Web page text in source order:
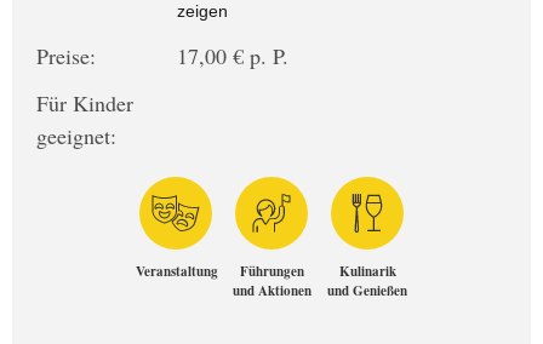
zeigen
Preise:
17,00 € p. P.
Für Kinder
geeignet:
Veranstaltung
Führungen
und Aktionen
Kulinarik
und Genießen